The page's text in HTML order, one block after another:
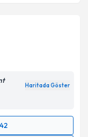
Haritada Göster